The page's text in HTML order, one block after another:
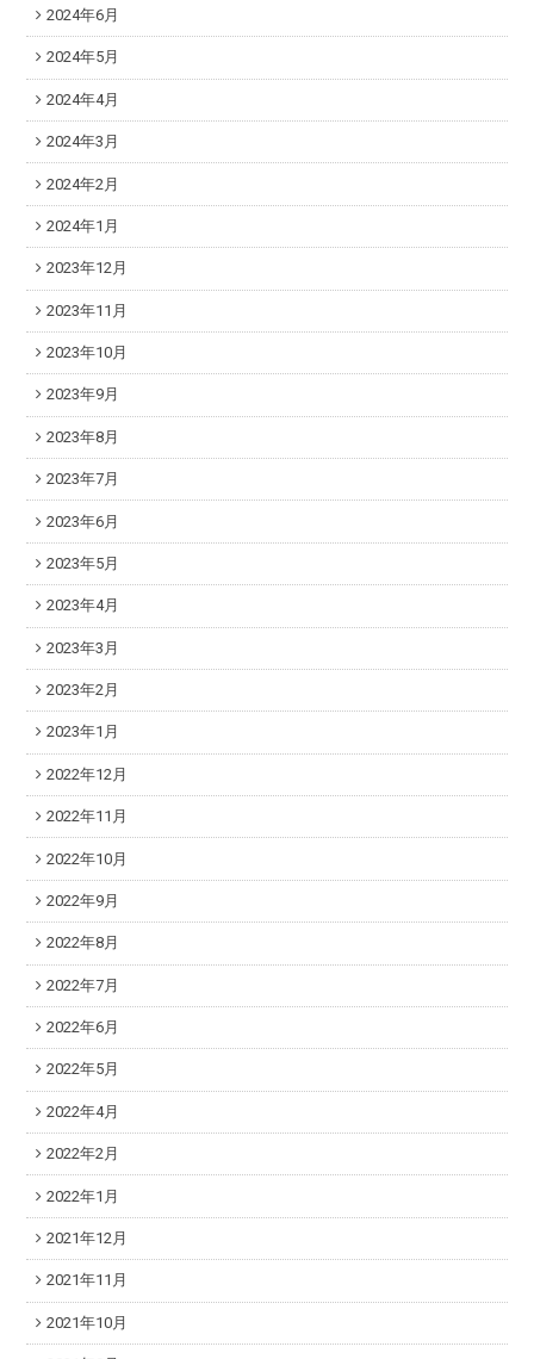
2024年6月
2024年5月
2024年4月
2024年3月
2024年2月
2024年1月
2023年12月
2023年11月
2023年10月
2023年9月
2023年8月
2023年7月
2023年6月
2023年5月
2023年4月
2023年3月
2023年2月
2023年1月
2022年12月
2022年11月
2022年10月
2022年9月
2022年8月
2022年7月
2022年6月
2022年5月
2022年4月
2022年2月
2022年1月
2021年12月
2021年11月
2021年10月